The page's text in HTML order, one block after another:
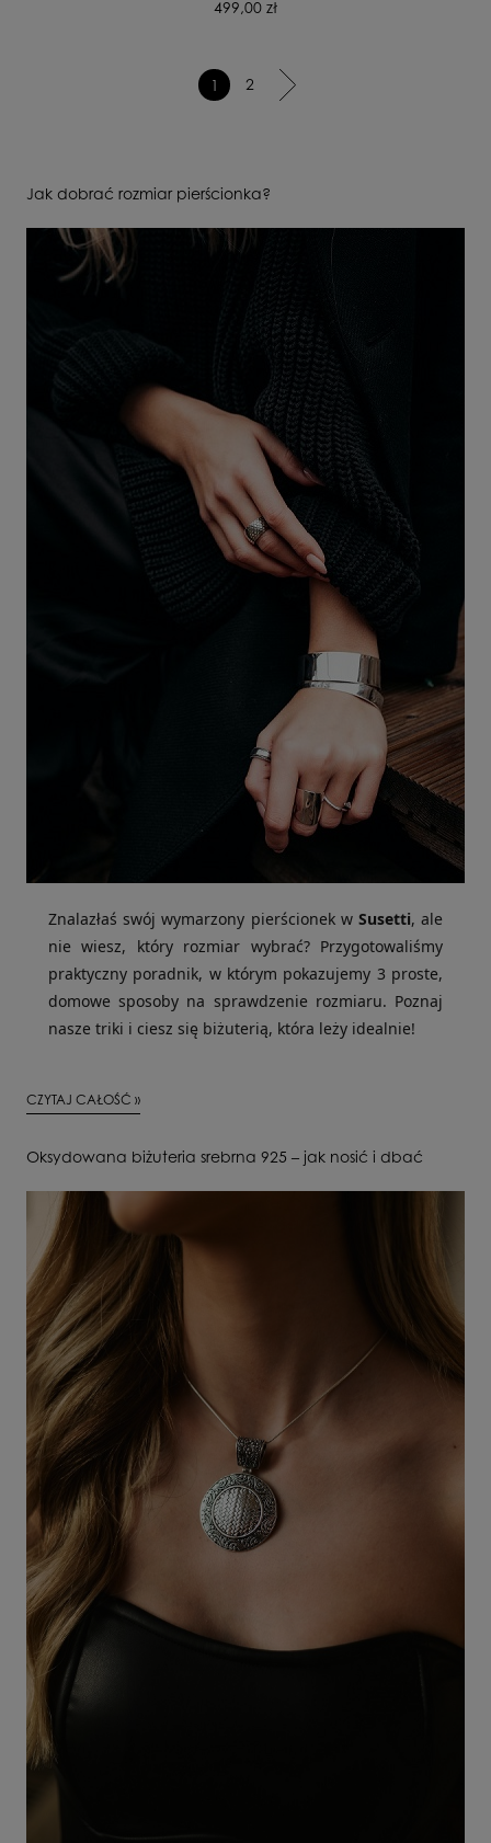
499,00 zł
1 2
Jak dobrać rozmiar pierścionka?
Znalazłaś swój wymarzony pierścionek w Susetti, ale
nie wiesz, który rozmiar wybrać? Przygotowaliśmy
praktyczny poradnik, w którym pokazujemy 3 proste,
domowe sposoby na sprawdzenie rozmiaru. Poznaj
nasze triki i ciesz się biżuterią, która leży idealnie!
CZYTAJ CAŁOŚĆ »
Oksydowana biżuteria srebrna 925 – jak nosić i dbać